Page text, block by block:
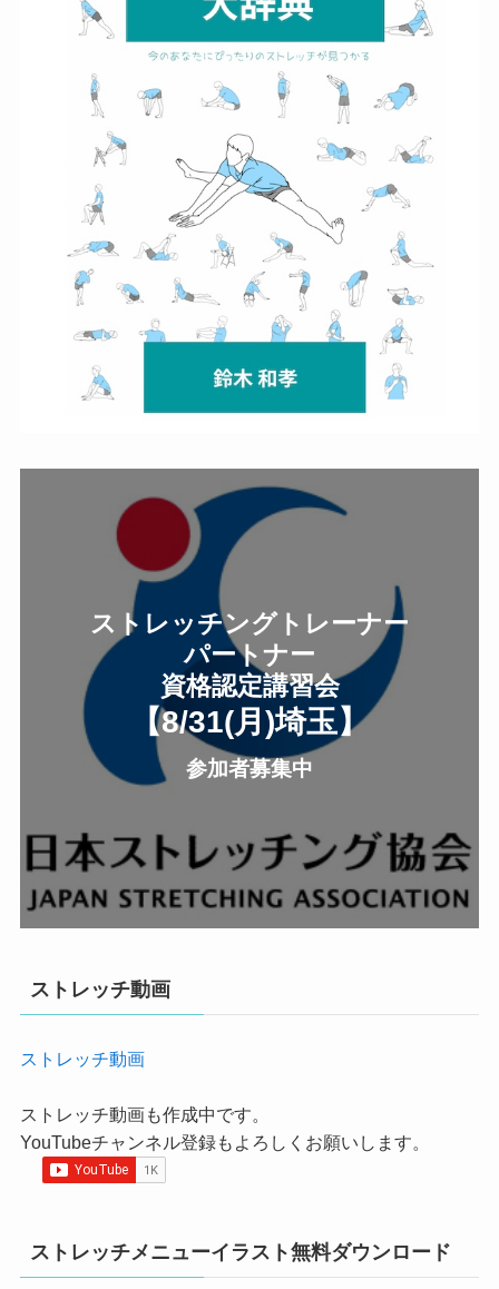
ストレッチングトレーナー
パートナー
資格認定講習会
【8/31(月 )埼玉】
参加者募集中
ストレッチ動画
ストレッチ動画
ストレッチ動画も作成中です。
YouTubeチャンネル登録もよろしくお願いします。
ストレッチメニューイラスト無料ダウンロード